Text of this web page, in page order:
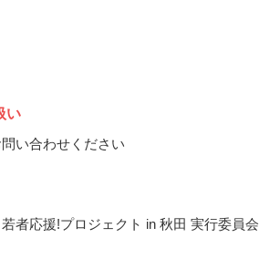
い
い合わせください
者応援!プロジェクト in 秋田 実行委員会